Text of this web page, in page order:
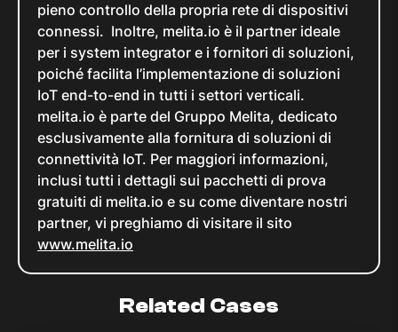
pieno controllo della propria rete di dispositivi
connessi. Inoltre, melita.io è il partner ideale
per i system integrator e i fornitori di soluzioni,
poiché facilita l’implementazione di soluzioni
IoT end-to-end in tutti i settori verticali.
melita.io è parte del Gruppo Melita, dedicato
esclusivamente alla fornitura di soluzioni di
connettività IoT. Per maggiori informazioni,
inclusi tutti i dettagli sui pacchetti di prova
gratuiti di melita.io e su come diventare nostri
partner, vi preghiamo di visitare il sito
www.melita.io
Related Cases